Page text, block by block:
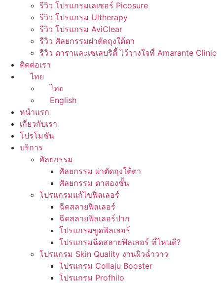
รีวิว โปรแกรมเลเซอร์ Picosure
รีวิว โปรแกรม Ultherapy
รีวิว โปรแกรม AviClear
รีวิว ศัลยกรรมผ่าตัดถุงใต้ตา
รีวิว ดาราและเซเลบริตี้ ไว้วางใจที่ Amarante Clinic
ติดต่อเรา
ไทย
ไทย
English
หน้าแรก
เกี่ยวกับเรา
โปรโมชัน
บริการ
ศัลยกรรม
ศัลยกรรม ผ่าตัดถุงใต้ตา
ศัลยกรรม ตาสองชั้น
โปรแกรมแก้ไขฟิลเลอร์
ฉีดสลายฟิลเลอร์
ฉีดสลายฟิลเลอร์ปาก
โปรแกรมขูดฟิลเลอร์
โปรแกรมฉีดสลายฟิลเลอร์ ที่ไหนดี?
โปรแกรม Skin Quality งานผิวฉ่ำวาว
โปรแกรม Collaju Booster
โปรแกรม Profhilo